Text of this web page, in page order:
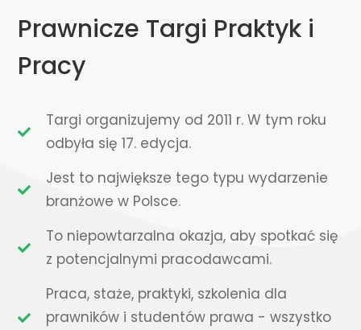
Prawnicze Targi Praktyk i
Pracy
Targi organizujemy od 2011 r. W tym roku
odbyła się 17. edycja.
Jest to największe tego typu wydarzenie
branżowe w Polsce.
To niepowtarzalna okazja, aby spotkać się
z potencjalnymi pracodawcami.
Praca, staże, praktyki, szkolenia dla
prawników i studentów prawa - wszystko